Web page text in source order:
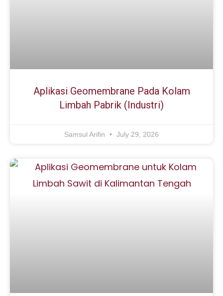
Aplikasi Geomembrane Pada Kolam
Limbah Pabrik (Industri)
Samsul Arifin July 29, 2026